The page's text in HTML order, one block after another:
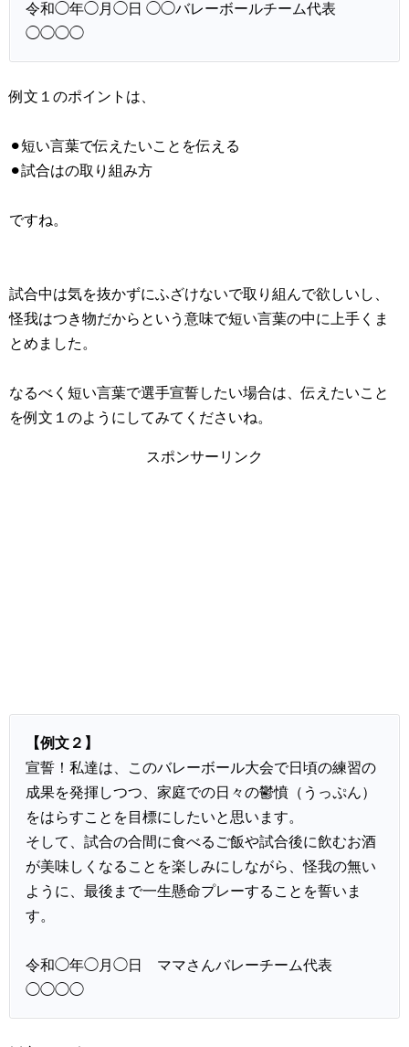
令和◯年◯月◯日 ◯◯バレーボールチーム代表
◯◯◯◯
例文１のポイントは、
⚫︎短い言葉で伝えたいことを伝える
⚫︎試合はの取り組み方
ですね。
試合中は気を抜かずにふざけないで取り組んで欲しいし、
怪我はつき物だからという意味で短い言葉の中に上手くま
とめました。
なるべく短い言葉で選手宣誓したい場合は、伝えたいこと
を例文１のようにしてみてくださいね。
スポンサーリンク
【例文２】
宣誓！私達は、このバレーボール大会で日頃の練習の
成果を発揮しつつ、家庭での日々の鬱憤（うっぷん）
をはらすことを目標にしたいと思います。
そして、試合の合間に食べるご飯や試合後に飲むお酒
が美味しくなることを楽しみにしながら、怪我の無い
ように、最後まで一生懸命プレーすることを誓いま
す。
令和◯年◯月◯日 ママさんバレーチーム代表
◯◯◯◯